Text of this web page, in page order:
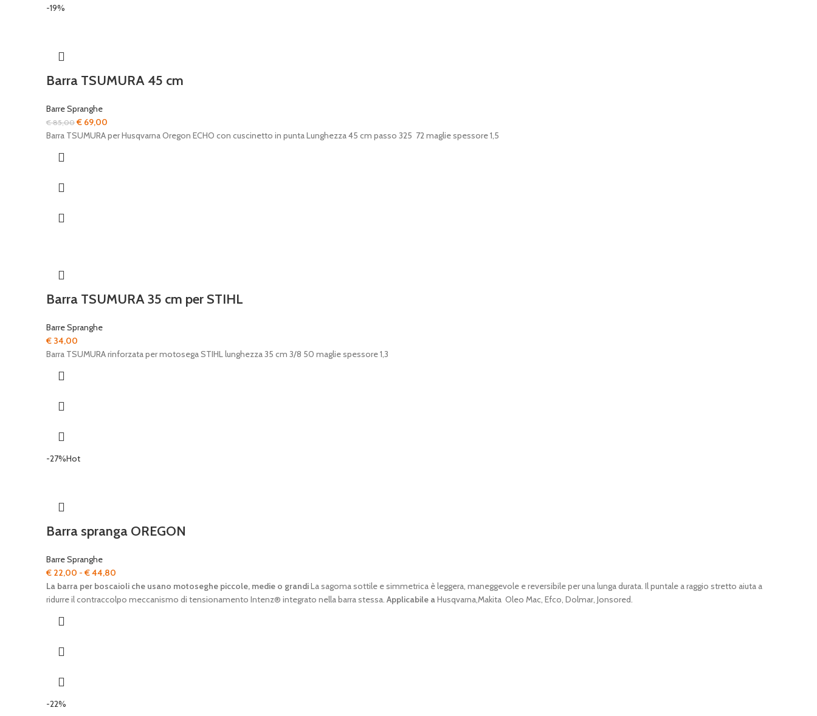
-19%
Barra TSUMURA 45 cm
Barre Spranghe
€85,00Il
prezzo
€ 69,00
prezzo
Barra TSUMURA per Husqvarna Oregon ECHO con cuscinetto in punta Lunghezza 45 cm passo 325 72 maglie spessore 1,5
Barra TSUMURA 35 cm per STIHL
Barre Spranghe
€ 34,00
Barra TSUMURA rinforzata per motosega STIHL lunghezza 35 cm 3/8 50 maglie spessore 1,3
-27%Hot
Barra spranga OREGON
Barre Spranghe
€ 22,00 - €44,80
di
prezzo:
La barra per boscaioli che usano motoseghe piccole, medie o grandiLa sagoma sottile e simmetrica è leggera, maneggevole e reversibile per una lunga durata. Il puntale a raggio stretto aiuta a
ridurre il contraccolpo meccanismo di tensionamento Intenz® integrato nella barra stessa. Applicabile aHusqvarna,Makita Oleo Mac, Efco, Dolmar, Jonsored.
-22%